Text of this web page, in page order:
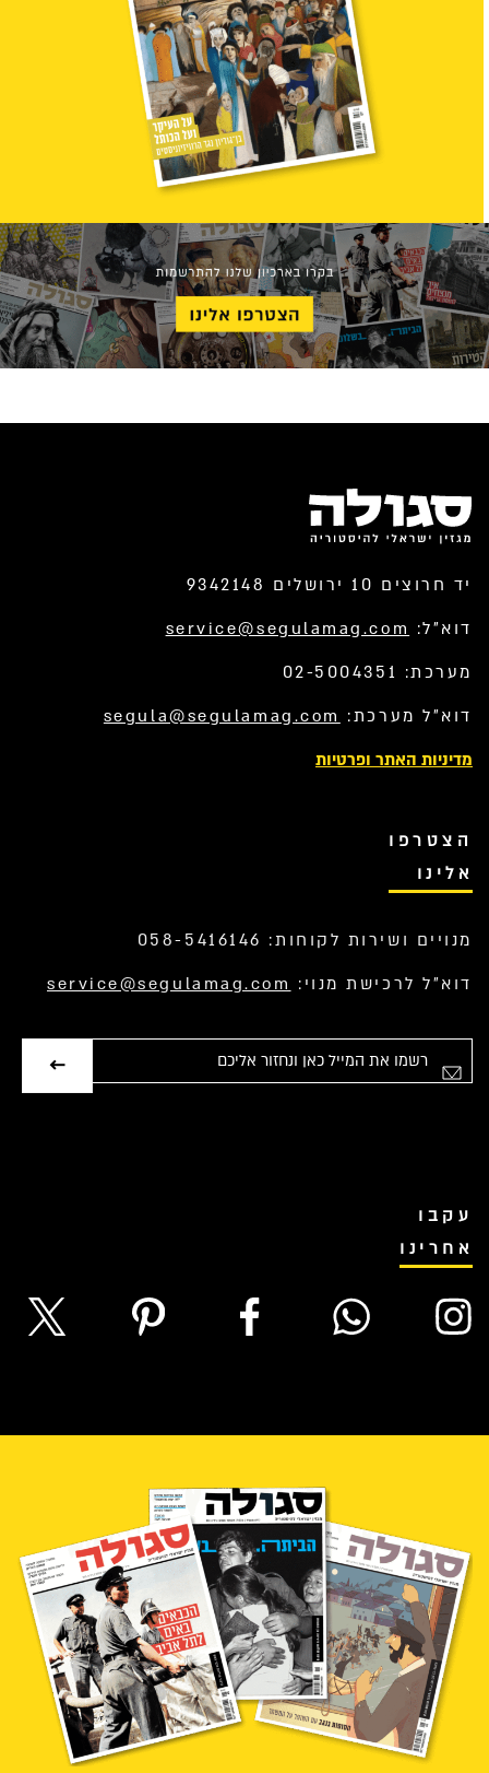
יד חרוצים 10 ירושלים 9342148
דוא”ל: service@segulamag.com
מערכת: 02-5004351
דוא”ל מערכת: segula@segulamag.com
מדיניות האתר ופרטיות
הצטרפו
אלינו
מנויים ושירות לקוחות: 058-5416146
דוא”ל לרכישת מנוי: service@segulamag.com
עקבו
אחרינו